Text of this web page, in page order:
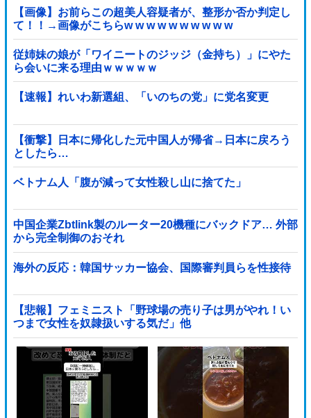
【画像】お前らこの超美人容疑者が、整形か否か判定し
て！！→画像がこちらw w w w w w w w w w
従姉妹の娘が「ワイニートのジッジ（金持ち）」にやた
ら会いに来る理由ｗｗｗｗｗ
【速報】れいわ新選組、「いのちの党」に党名変更
【衝撃】日本に帰化した元中国人が帰省→日本に戻ろう
としたら…
ベトナム人「腹が減って女性殺し山に捨てた」
中国企業Zbtlink製のルーター20機種にバックドア… 外部
から完全制御のおそれ
海外の反応：韓国サッカー協会、国際審判員らを性接待
【悲報】フェミニスト「野球場の売り子は男がやれ！い
つまで女性を奴隷扱いする気だ」他